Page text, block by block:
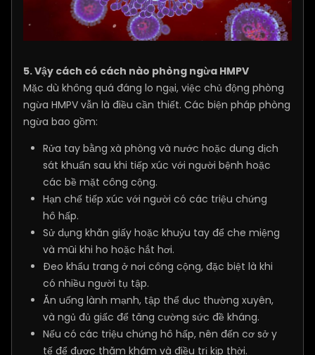
5. Vậy cách có cách nào phòng ngừa HMPV
Mặc dù không quá đáng lo ngại, việc chủ động phòng
ngừa HMPV vẫn là điều cần thiết. Các biện pháp phòng
ngừa bao gồm:
Rửa tay bằng xà phòng và nước hoặc dung dịch
sát khuẩn sau khi tiếp xúc với người bệnh hoặc
các bề mặt công cộng.
Hạn chế tiếp xúc với người có các triệu chứng
hô hấp.
Sử dụng khăn giấy hoặc khuỷu tay để che miệng
và mũi khi ho hoặc hắt hơi.
Đeo khẩu trang ở nơi công cộng, đặc biệt là khi
có nhiều người tụ tập.
Ăn uống lành mạnh, tập thể dục thường xuyên,
và ngủ đủ giấc để tăng cường sức đề kháng.
Nếu có các triệu chứng hô hấp, nên đến cơ sở y
tế để được thăm khám và điều trị kịp thời.